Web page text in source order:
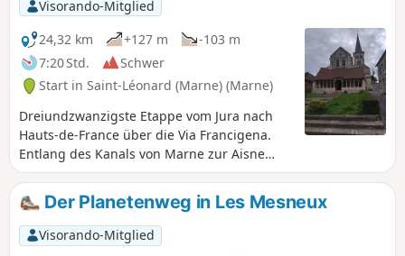
Visorando-Mitglied
24,32 km
+127 m
-103 m
7:20 Std.
Schwer
Start in Saint-Léonard (Marne) (Marne)
Dreiundzwanzigste Etappe vom Jura nach
Hauts-de-France über die Via Francigena.
Entlang des Kanals von Marne zur Aisne
verlassen Sie die Weinberge der
Champagne und die Berge von Reims und
erreichen Reims mit seiner Kathedrale
Notre-Dame. Bei der Durchquerung von
Reims erwarten Sie zahlreiche
Der Planetenweg in Les Mesneux
Visorando-Mitglied